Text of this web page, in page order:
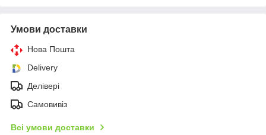
Умови доставки
Нова Пошта
Delivery
Делівері
Самовивіз
Всі умови доставки